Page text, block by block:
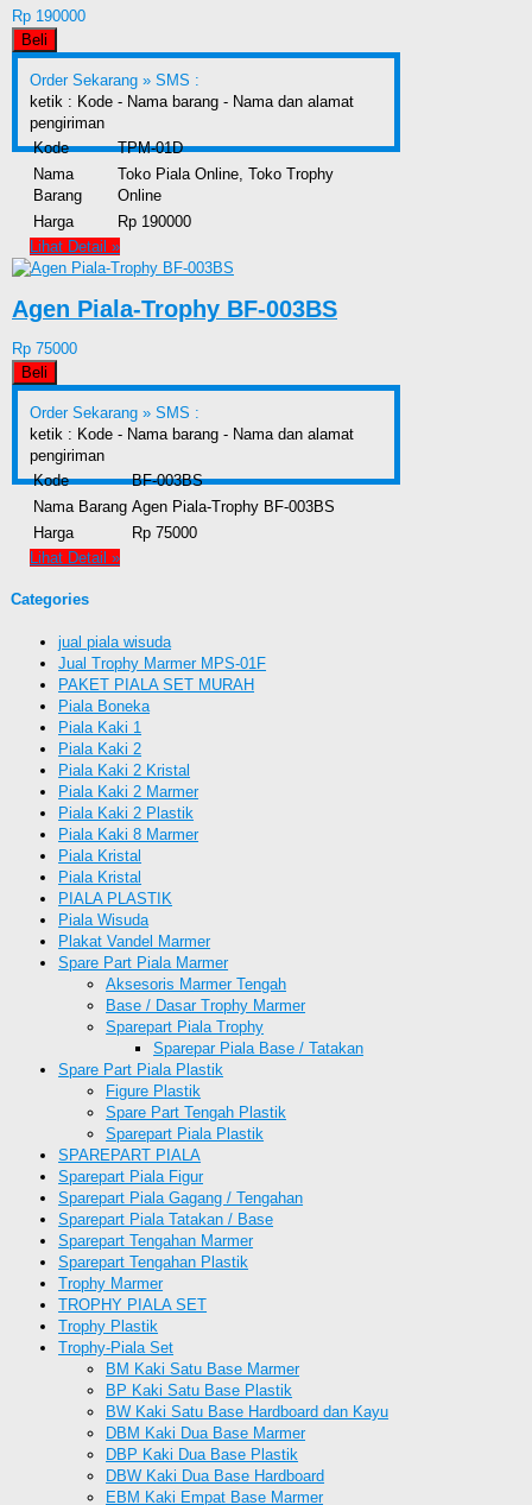
Rp 190000
Beli
Order Sekarang » SMS :
ketik : Kode - Nama barang - Nama dan alamat
pengiriman
Kode
TPM-01D
Nama
Barang
Toko Piala Online, Toko Trophy
Online
Harga
Rp 190000
Lihat Detail »
Agen Piala-Trophy BF-003BS
Rp 75000
Beli
Order Sekarang » SMS :
ketik : Kode - Nama barang - Nama dan alamat
pengiriman
Kode
BF-003BS
Nama Barang Agen Piala-Trophy BF-003BS
Harga
Rp 75000
Lihat Detail »
Categories
jual piala wisuda
Jual Trophy Marmer MPS-01F
PAKET PIALA SET MURAH
Piala Boneka
Piala Kaki 1
Piala Kaki 2
Piala Kaki 2 Kristal
Piala Kaki 2 Marmer
Piala Kaki 2 Plastik
Piala Kaki 8 Marmer
Piala Kristal
Piala Kristal
PIALA PLASTIK
Piala Wisuda
Plakat Vandel Marmer
Spare Part Piala Marmer
Aksesoris Marmer Tengah
Base / Dasar Trophy Marmer
Sparepart Piala Trophy
Sparepar Piala Base / Tatakan
Spare Part Piala Plastik
Figure Plastik
Spare Part Tengah Plastik
Sparepart Piala Plastik
SPAREPART PIALA
Sparepart Piala Figur
Sparepart Piala Gagang / Tengahan
Sparepart Piala Tatakan / Base
Sparepart Tengahan Marmer
Sparepart Tengahan Plastik
Trophy Marmer
TROPHY PIALA SET
Trophy Plastik
Trophy-Piala Set
BM Kaki Satu Base Marmer
BP Kaki Satu Base Plastik
BW Kaki Satu Base Hardboard dan Kayu
DBM Kaki Dua Base Marmer
DBP Kaki Dua Base Plastik
DBW Kaki Dua Base Hardboard
EBM Kaki Empat Base Marmer